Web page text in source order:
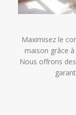
Maximisez le
maison grâce
Nous offrons